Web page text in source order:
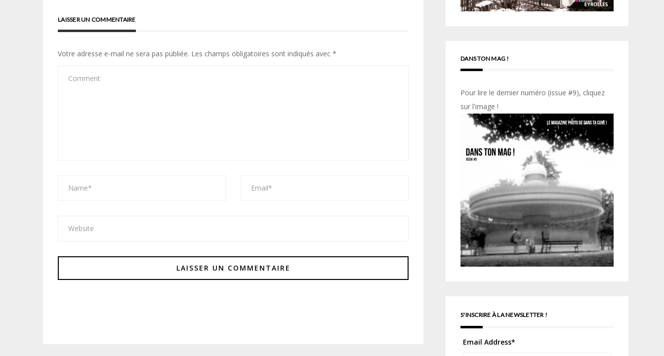
LAISSER UN COMMENTAIRE
Votre adresse e-mail ne sera pas publiée. Les champs obligatoires sont indiqués avec *
DANS TON MAG !
Pour lire le dernier numéro (issue #9), cliquez
sur l'image !
S'INSCRIRE À LA NEWSLETTER !
Email Address*